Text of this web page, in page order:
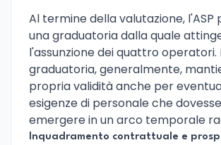
Al termine della valutazione, l'ASP
una graduatoria dalla quale
l'assunzione dei quattro operatori.
graduatoria, generalmente,
propria validità anche per
esigenze di personale che
emergere in un arco temporale
Inquadramento contrattuale e